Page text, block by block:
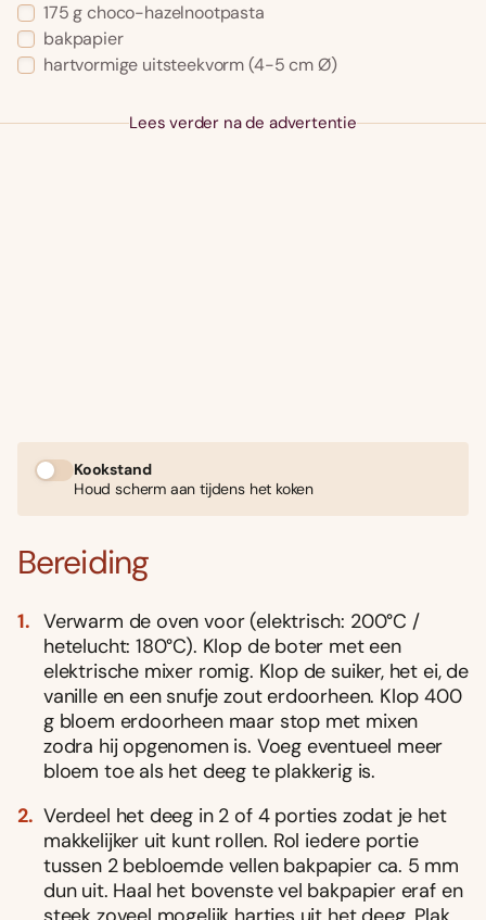
175 g choco-hazelnootpasta
bakpapier
hartvormige uitsteekvorm (4-5 cm Ø)
Lees verder na de advertentie
Kookstand
Houd scherm aan tijdens het koken
Bereiding
Verwarm de oven voor (elektrisch: 200°C /
hetelucht: 180°C). Klop de boter met een
elektrische mixer romig. Klop de suiker, het ei, de
vanille en een snufje zout erdoorheen. Klop 400
g bloem erdoorheen maar stop met mixen
zodra hij opgenomen is. Voeg eventueel meer
bloem toe als het deeg te plakkerig is.
Verdeel het deeg in 2 of 4 porties zodat je het
makkelijker uit kunt rollen. Rol iedere portie
tussen 2 bebloemde vellen bakpapier ca. 5 mm
dun uit. Haal het bovenste vel bakpapier eraf en